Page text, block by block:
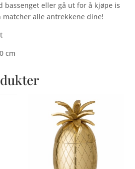
bassenget eller gå ut for å kjøpe is
matcher alle antrekkene dine!
cm